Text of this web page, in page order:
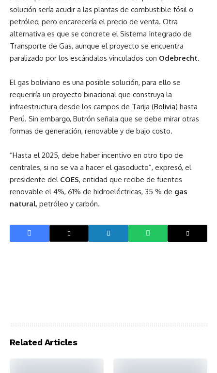
solución sería acudir a las plantas de combustible fósil o
petróleo, pero encarecería el precio de venta. Otra
alternativa es que se concrete el Sistema Integrado de
Transporte de Gas, aunque el proyecto se encuentra
paralizado por los escándalos vinculados con Odebrecht.
El gas boliviano es una posible solución, para ello se
requeriría un proyecto binacional que construya la
infraestructura desde los campos de Tarija (Bolivia) hasta
Perú. Sin embargo, Butrón señala que se debe mirar otras
formas de generación, renovable y de bajo costo.
“Hasta el 2025, debe haber incentivo en otro tipo de
centrales, si no se va a hacer el gasoducto”, expresó, el
presidente del COES, entidad que recibe de fuentes
renovable el 4%, 61% de hidroeléctricas, 35 % de gas
natural, petróleo y carbón.
Related Articles